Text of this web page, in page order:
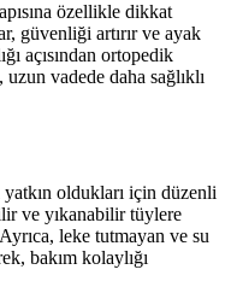
özellikle dikkat
güvenliği artırır ve ayak
açısından ortopedik
vadede daha sağlıklı
oldukları için düzenli
ve yıkanabilir tüylere
leke tutmayan ve su
bakım kolaylığı